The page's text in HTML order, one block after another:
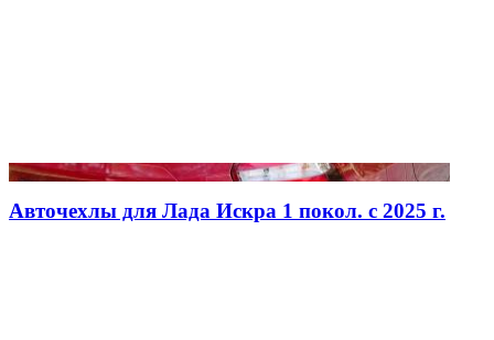
Авточехлы для Лада Искра 1 покол. с 2025 г.